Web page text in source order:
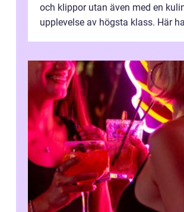
och klippor utan även med en
upplevelse av högsta klass. Här